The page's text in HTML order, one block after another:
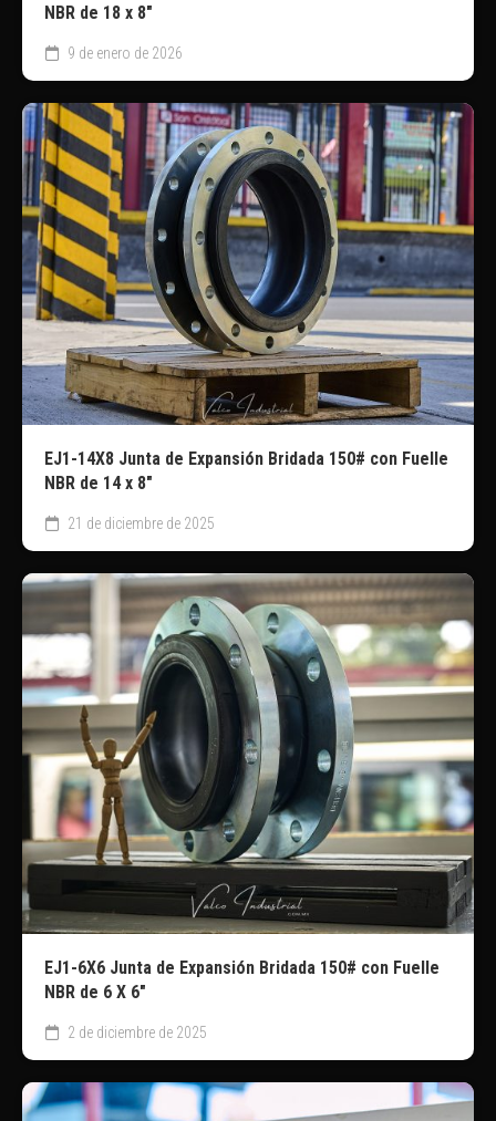
NBR de 18 x 8″
9 de enero de 2026
EJ1-14X8 Junta de Expansión Bridada 150# con Fuelle
NBR de 14 x 8″
21 de diciembre de 2025
EJ1-6X6 Junta de Expansión Bridada 150# con Fuelle
NBR de 6 X 6″
2 de diciembre de 2025